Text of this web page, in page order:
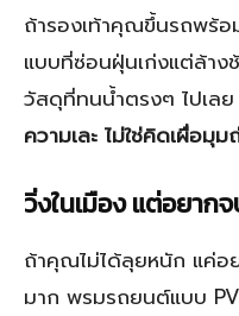
ถ้ารองเท้าคุณขึ้นรถพร้
แบบที่ซ่อนฝุ่นเก่งแต่ล้าง
วัสดุที่ทนน้ำตรงๆ ไปเลย
ความเละ ไม่ใช่คิดเผื่อมุม
วิ่งในเมือง แต่อยาก
ถ้าคุณไม่ได้ลุยหนัก แค่อ
มาก พรมรถยนต์แบบ